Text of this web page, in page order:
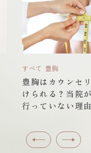
すべて 豊胸
豊胸はカウンセ
けられる？当院
行っていない理
前へ 次へ